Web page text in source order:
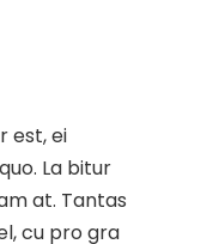
est, ei
La bitur
at. Tantas
cu pro gra